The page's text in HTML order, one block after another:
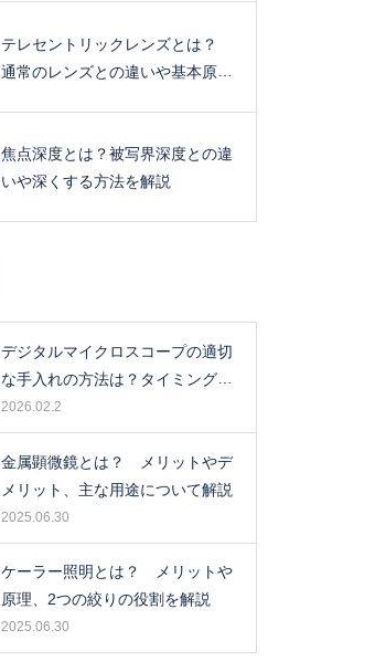
テレセントリックレンズとは？
通常のレンズとの違いや基本原
焦点深度とは？被写界深度との違
いや深くする方法を解説
デジタルマイクロスコープの適切
な手入れの方法は？タイミングや
保管場所も解説！
2026.02.2
金属顕微鏡とは？ メリットやデ
メリット、主な用途について解説
2025.06.30
ケーラー照明とは？ メリットや
原理、2つの絞りの役割を解説
2025.06.30